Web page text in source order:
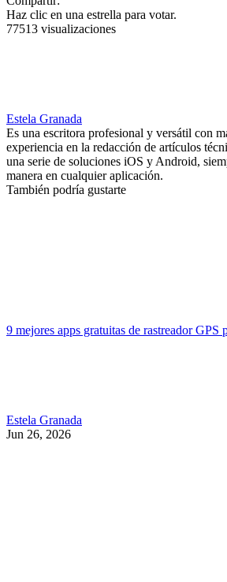
Haz clic en una estrella para votar.
77513 visualizaciones
Estela Granada
Es una escritora profesional y versátil con
experiencia en la redacción de artículos
una serie de soluciones iOS y Android,
manera en cualquier aplicación.
También podría gustarte
9 mejores apps gratuitas de rastreador GPS
Estela Granada
Jun 26, 2026